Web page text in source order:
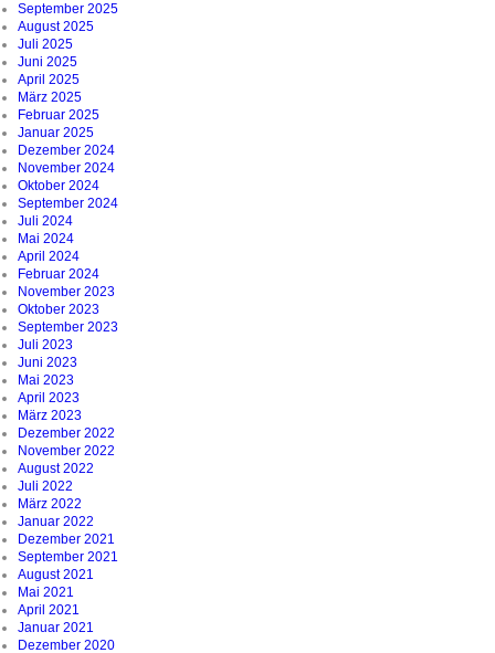
September 2025
August 2025
Juli 2025
Juni 2025
April 2025
März 2025
Februar 2025
Januar 2025
Dezember 2024
November 2024
Oktober 2024
September 2024
Juli 2024
Mai 2024
April 2024
Februar 2024
November 2023
Oktober 2023
September 2023
Juli 2023
Juni 2023
Mai 2023
April 2023
März 2023
Dezember 2022
November 2022
August 2022
Juli 2022
März 2022
Januar 2022
Dezember 2021
September 2021
August 2021
Mai 2021
April 2021
Januar 2021
Dezember 2020